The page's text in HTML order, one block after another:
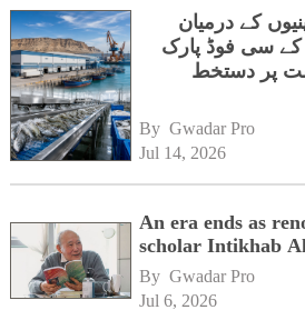
کے درمیان
ڈالر کے سی فوڈ پارک
پر دستخط
By Gwadar Pro
Jul 14, 2026
An era ends as
scholar Intikhab
By Gwadar Pro
Jul 6, 2026